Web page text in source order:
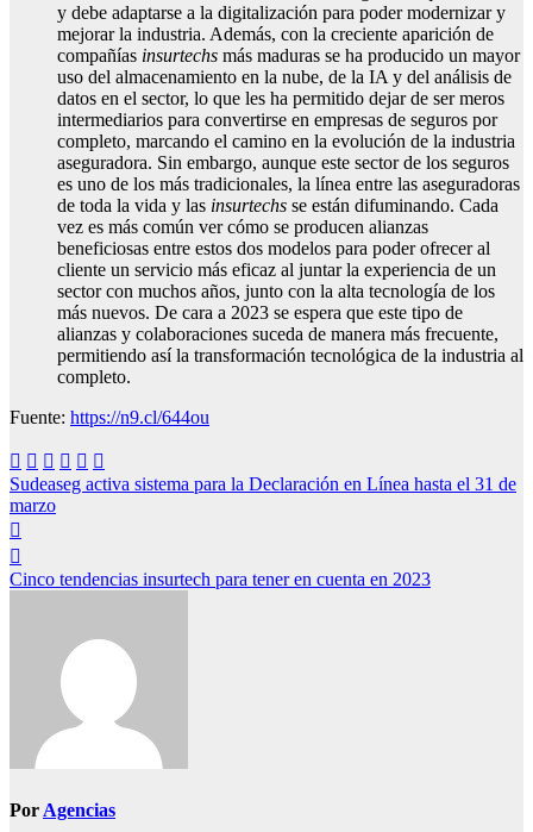
y debe adaptarse a la digitalización para poder modernizar y
mejorar la industria. Además, con la creciente aparición de
compañías insurtechs más maduras se ha producido un mayor
uso del almacenamiento en la nube, de la IA y del análisis de
datos en el sector, lo que les ha permitido dejar de ser meros
intermediarios para convertirse en empresas de seguros por
completo, marcando el camino en la evolución de la industria
aseguradora. Sin embargo, aunque este sector de los seguros
es uno de los más tradicionales, la línea entre las aseguradoras
de toda la vida y las insurtechs se están difuminando. Cada
vez es más común ver cómo se producen alianzas
beneficiosas entre estos dos modelos para poder ofrecer al
cliente un servicio más eficaz al juntar la experiencia de un
sector con muchos años, junto con la alta tecnología de los
más nuevos. De cara a 2023 se espera que este tipo de
alianzas y colaboraciones suceda de manera más frecuente,
permitiendo así la transformación tecnológica de la industria al
completo.
Fuente: https://n9.cl/644ou
Navegación
de
entradas
Sudeaseg activa sistema para la Declaración en Línea hasta el 31 de
marzo
Cinco tendencias insurtech para tener en cuenta en 2023
Por Agencias